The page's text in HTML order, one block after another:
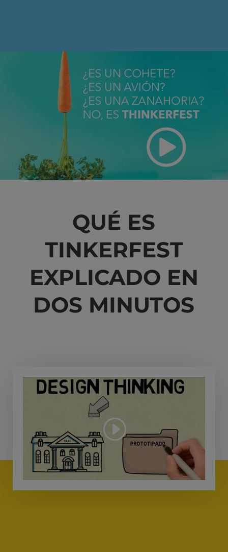
QUÉ ES
TINKERFEST
EXPLICADO EN
DOS MINUTOS